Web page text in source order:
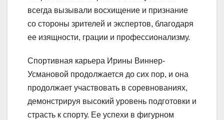
всегда вызывали восхищение и признание
со стороны зрителей и экспертов, благодаря
ее изящности, грации и профессионализму.
Спортивная карьера Ирины Виннер-
Усмановой продолжается до сих пор, и она
продолжает участвовать в соревнованиях,
демонстрируя высокий уровень подготовки и
страсть к спорту. Ее успехи в фигурном